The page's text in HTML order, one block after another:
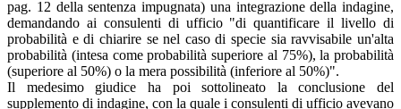
pag. 12 della sentenza impugnata) una integrazione della indagine,
demandando ai consulenti di ufficio "di quantificare il livello di
probabilità e di chiarire se nel caso di specie sia ravvisabile un'alta
probabilità (intesa come probabilità superiore al 75%), la probabilità
(superiore al 50%) o la mera possibilità (inferiore al 50%)".
Il medesimo giudice ha poi sottolineato la conclusione del
supplemento di indagine, con la quale i consulenti di ufficio avevano